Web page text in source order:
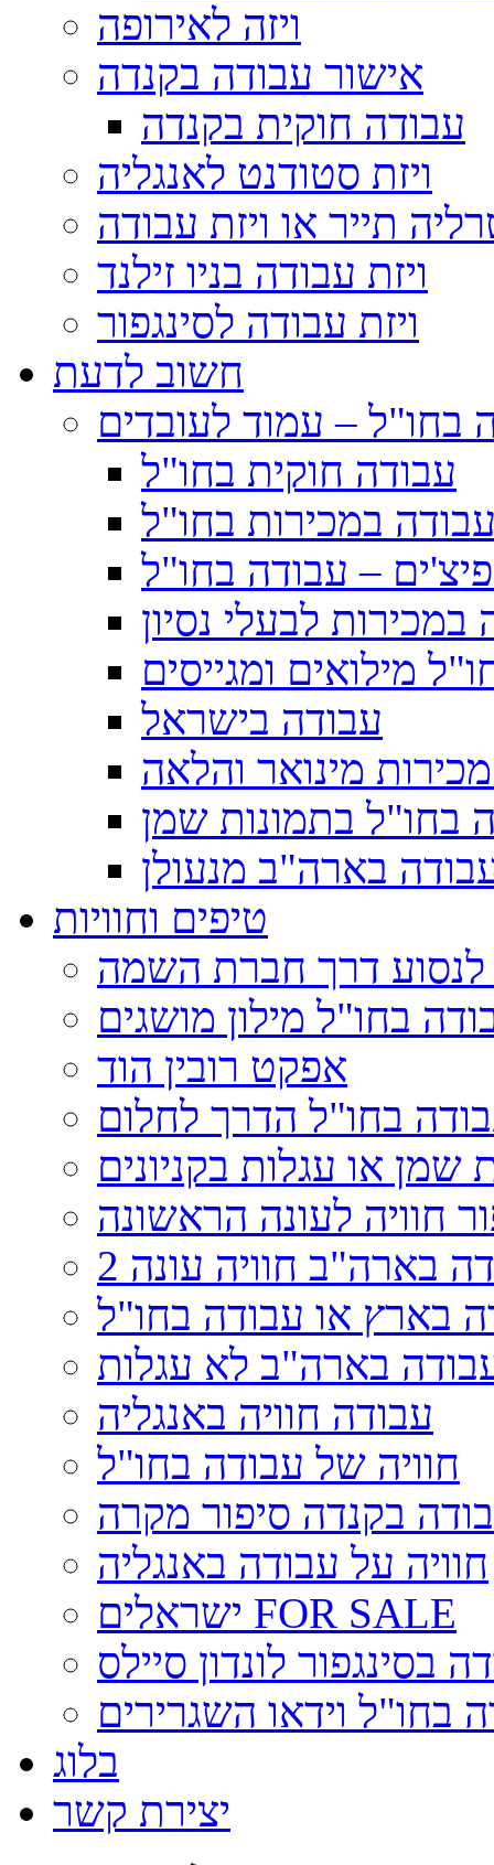
ויזה לאירופה
אישור עבודה בקנדה
עבודה חוקית בקנדה
ויזת סטודנט לאנגליה
ויזת עבודה בניו זילנד
ויזת עבודה לסינגפור
חשוב לדעת
בחו"ל – עמוד לעובדים
עבודה חוקית בחו"ל
במכירות בחו"ל
– עבודה בחו"ל
במכירות לבעלי נסיון
מילואים ומגייסים
עבודה בישראל
מינואר והלאה
בחו"ל בתמונות שמן
בארה"ב מנעולן
טיפים וחוויות
דרך חברת השמה
בחו"ל מילון מושגים
אפקט רובין הוד
בחו"ל הדרך לחלום
חוויה לעונה הראשונה
בארה"ב חוויה עונה 2
בארה"ב לא עגלות
עבודה חוויה באנגליה
חוויה של עבודה בחו"ל
בקנדה סיפור מקרה
חוויה על עבודה באנגליה
ישראלים FOR SALE
בסינגפור לונדון סיילס
בחו"ל וידאו השגרירים
בלוג
יצירת קשר